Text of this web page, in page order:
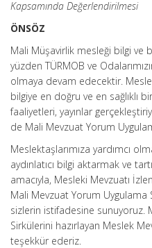
Kapsamında Değerlendirilmesi
ÖNSÖZ
Mali Müşavirlik mesleği bilgi ve
yüzden TÜRMOB ve
olmaya devam edecektir.
bilgiye en doğru ve en sağlıklı
faaliyetleri, yayınlar
de Mali Mevzuat Yorum
Meslektaşlarımıza yardımcı
aydınlatıcı bilgi aktarmak ve
amacıyla, Mesleki Mevzuatı
Mali Mevzuat Yorum
sizlerin istifadesine sunuyoruz.
Sirkülerini hazırlayan Meslek
teşekkür ederiz.